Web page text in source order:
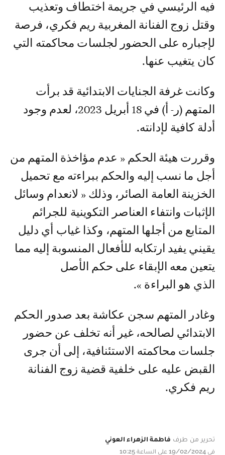
فيه الرئيسي في جريمة اختطاف وتعذيب
وقتل زوج الفنانة المغربية ريم فكري، فرصة
لإجباره على الحضور لجلسات محاكمته التي
كان يتغيب عنها.
وكانت غرفة الجنايات الابتدائية قد برأت
المتهم (ر- أ) في 18 أبريل 2023، لعدم وجود
أدلة كافية لإدانته.
وقررت هيئة الحكم « عدم مؤاخذة المتهم من
أجل ما نسب إليه والحكم ببراءته مع تحميل
الخزينة العامة الصائر، وذلك « لانعدام وسائل
الإثبات وانتفاء العناصر التكوينية للجرائم
المتابع من أجلها المتهم، وكذا غياب أي دليل
يقيني يفيد ارتكابه للأفعال المنسوبة إليه مما
يتعين معه الإبقاء على حكم الأصل
الذي هو البراءة ».
وغادر المتهم سجن عكاشة بعد صدور الحكم
الابتدائي لصالحه، غير أنه تخلف عن حضور
جلسات محاكمته الاستئنافية، إلى أن جرى
القبض عليه على خلفية قضية زوج الفنانة
ريم فكري.
تحرير من طرف فاطمة الزهراء العوني
في 19/02/2024 على الساعة 10:25